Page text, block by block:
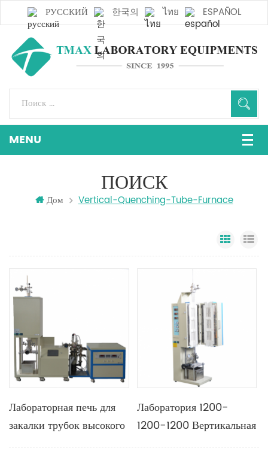
РУССКИЙ 한국의 ไทย ESPAÑOL
ПОИСК
Дом Vertical-Quenching-Tube-Furnace
Grid
Лабораторная печь для
закалки трубок высокого
вакуума 1700C
Лаборатория 1200-
1200-1200 Вертикальная
трубчатая печь с тремя